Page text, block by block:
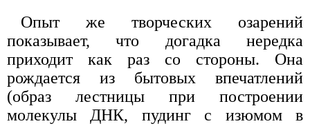
Опыт же творческих озарений
показывает, что догадка нередка
приходит как раз со стороны. Она
рождается из бытовых впечатлений
(образ лестницы при построении
молекулы ДНК, пудинг с изюмом в